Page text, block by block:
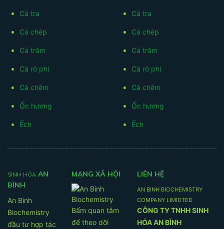
Cá tra
Cá chép
Cá trắm
Cá rô phi
Cá chẽm
Ốc hương
Ếch
Cá tra
Cá chép
Cá trắm
Cá rô phi
Cá chẽm
Ốc hương
Ếch
SINH HÓA AN
BÌNH
An Binh
Biochemistry
đầu tư hợp tác
MẠNG XÃ HỘI
Bấm quan tâm
để theo dõi
LIÊN HỆ
AN BINH BIOCHEMISTRY
COMPANY LIMIDTED
CÔNG TY TNHH SINH
HÓA AN BÌNH